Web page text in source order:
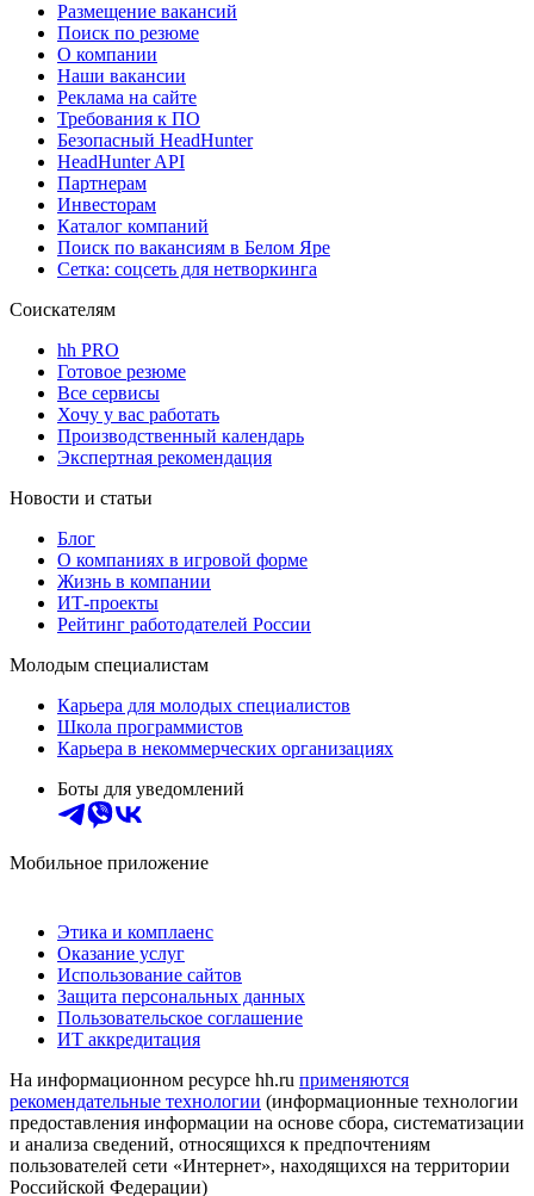
Размещение вакансий
Поиск по резюме
О компании
Наши вакансии
Реклама на сайте
Требования к ПО
Безопасный HeadHunter
HeadHunter API
Партнерам
Инвесторам
Каталог компаний
Поиск по вакансиям в Белом Яре
Сетка: соцсеть для нетворкинга
Соискателям
hh PRO
Готовое резюме
Все сервисы
Хочу у вас работать
Производственный календарь
Экспертная рекомендация
Новости и статьи
Блог
О компаниях в игровой форме
Жизнь в компании
ИТ-проекты
Рейтинг работодателей России
Молодым специалистам
Карьера для молодых специалистов
Школа программистов
Карьера в некоммерческих организациях
Боты для уведомлений
Мобильное приложение
Этика и комплаенс
Оказание услуг
Использование сайтов
Защита персональных данных
Пользовательское соглашение
ИТ аккредитация
На информационном ресурсе hh.ru применяются
рекомендательные технологии (информационные технологии
предоставления информации на основе сбора, систематизации
и анализа сведений, относящихся к предпочтениям
пользователей сети «Интернет», находящихся на территории
Российской Федерации)